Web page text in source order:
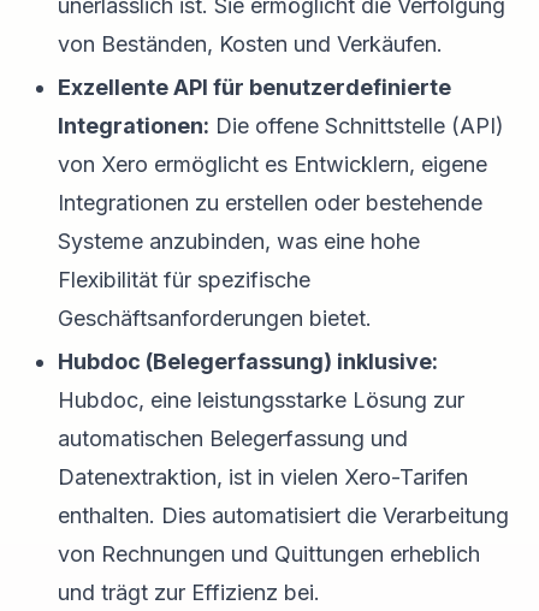
unerlässlich ist. Sie ermöglicht die Verfolgung
von Beständen, Kosten und Verkäufen.
Exzellente API für benutzerdefinierte
Integrationen: Die offene Schnittstelle (API)
von Xero ermöglicht es Entwicklern, eigene
Integrationen zu erstellen oder bestehende
Systeme anzubinden, was eine hohe
Flexibilität für spezifische
Geschäftsanforderungen bietet.
Hubdoc (Belegerfassung) inklusive:
Hubdoc, eine leistungsstarke Lösung zur
automatischen Belegerfassung und
Datenextraktion, ist in vielen Xero-Tarifen
enthalten. Dies automatisiert die Verarbeitung
von Rechnungen und Quittungen erheblich
und trägt zur Effizienz bei.